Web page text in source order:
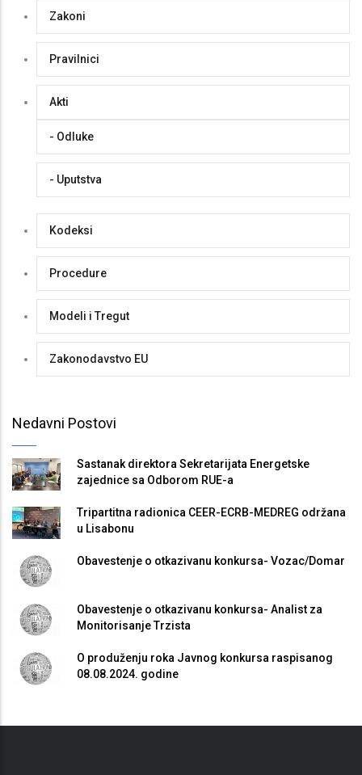
Zakoni
Pravilnici
Akti
- Odluke
- Uputstva
Kodeksi
Procedure
Modeli i Tregut
Zakonodavstvo EU
Nedavni Postovi
Sastanak direktora Sekretarijata Energetske
zajednice sa Odborom RUE-a
Tripartitna radionica CEER-ECRB-MEDREG održana
u Lisabonu
Obavestenje o otkazivanu konkursa- Vozac/Domar
Obavestenje o otkazivanu konkursa- Analist za
Monitorisanje Trzista
O produženju roka Javnog konkursa raspisanog
08.08.2024. godine